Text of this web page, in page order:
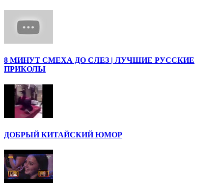
8 МИНУТ СМЕХА ДО СЛЕЗ | ЛУЧШИЕ РУССКИЕ
ПРИКОЛЫ
ДОБРЫЙ КИТАЙСКИЙ ЮМОР